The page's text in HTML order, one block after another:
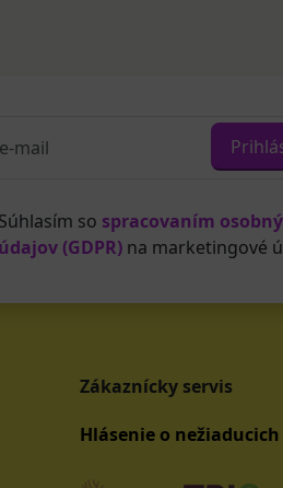
Súhlasím so spracovaním
údajov (GDPR) na marketingové
Zákaznícky servis
Hlásenie o